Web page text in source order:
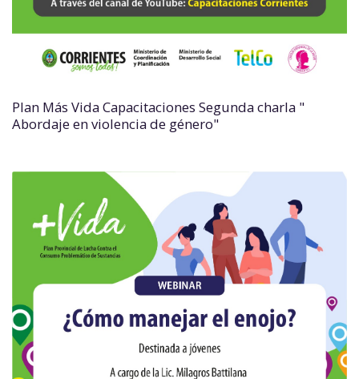
Plan Más Vida Capacitaciones Segunda charla "
Abordaje en violencia de género"